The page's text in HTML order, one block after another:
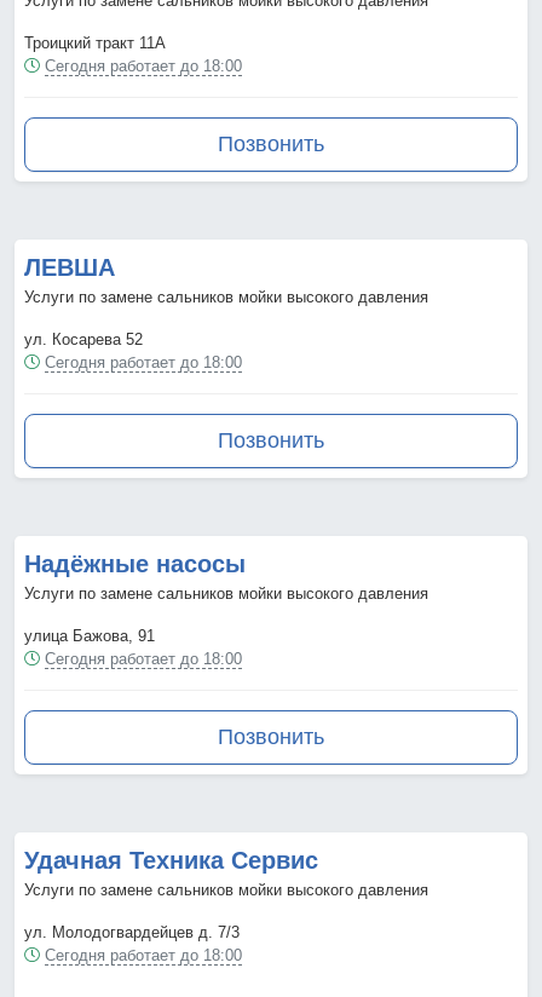
Троицкий тракт 11А
Сегодня работает до 18:00
Позвонить
ЛЕВША
Услуги по замене сальников мойки высокого давления
ул. Косарева 52
Сегодня работает до 18:00
Позвонить
Надёжные насосы
Услуги по замене сальников мойки высокого давления
улица Бажова, 91
Сегодня работает до 18:00
Позвонить
Удачная Техника Сервис
Услуги по замене сальников мойки высокого давления
ул. Молодогвардейцев д. 7/3
Сегодня работает до 18:00